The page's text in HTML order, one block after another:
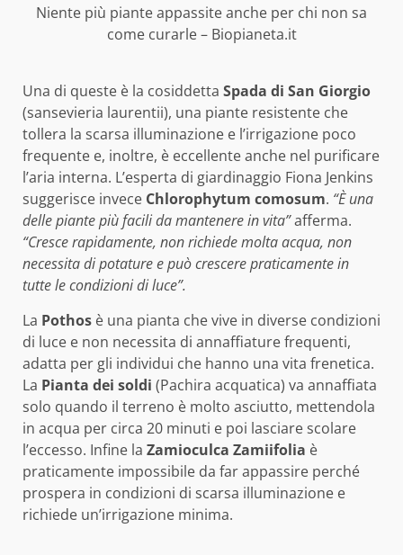
Niente più piante appassite anche per chi non sa
come curarle – Biopianeta.it
Una di queste è la cosiddetta Spada di San Giorgio
(sansevieria laurentii), una piante resistente che
tollera la scarsa illuminazione e l’irrigazione poco
frequente e, inoltre, è eccellente anche nel purificare
l’aria interna. L’esperta di giardinaggio Fiona Jenkins
suggerisce invece Chlorophytum comosum. “È una
delle piante più facili da mantenere in vita”afferma.
“Cresce rapidamente, non richiede molta acqua, non
necessita di potature e può crescere praticamente in
tutte le condizioni di luce”.
La Pothos è una pianta che vive in diverse condizioni
di luce e non necessita di annaffiature frequenti,
adatta per gli individui che hanno una vita frenetica.
La Pianta dei soldi (Pachira acquatica) va annaffiata
solo quando il terreno è molto asciutto, mettendola
in acqua per circa 20 minuti e poi lasciare scolare
l’eccesso. Infine la Zamioculca Zamiifolia è
praticamente impossibile da far appassire perché
prospera in condizioni di scarsa illuminazione e
richiede un’irrigazione minima.